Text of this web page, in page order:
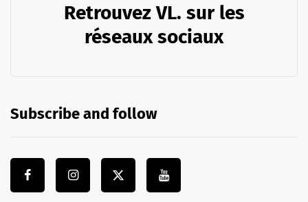
Retrouvez VL. sur les
réseaux sociaux
Subscribe and follow